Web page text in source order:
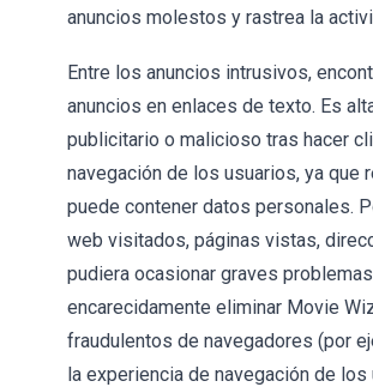
anuncios molestos y rastrea la
Entre los anuncios intrusivos,
anuncios en enlaces de texto. Es
publicitario o malicioso tras hacer
navegación de los usuarios, ya
puede contener datos personales.
web visitados, páginas vistas,
pudiera ocasionar graves
encarecidamente eliminar Movie
fraudulentos de navegadores (por
la experiencia de navegación de